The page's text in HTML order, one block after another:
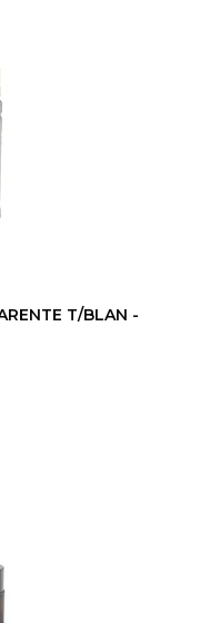
T/BLAN -